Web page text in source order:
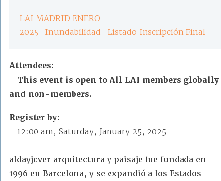
LAI MADRID ENERO
2025_Inundabilidad_Listado Inscripción Final
Attendees:
This event is open to All LAI members globally
and non-members.
Register by:
12:00 am, Saturday, January 25, 2025
aldayjover arquitectura y paisaje fue fundada en
1996 en Barcelona, y se expandió a los Estados